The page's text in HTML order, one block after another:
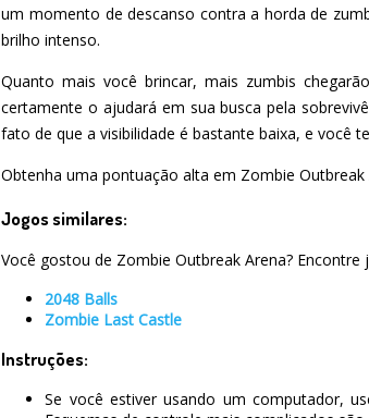
um momento de descanso contra a horda de
brilho intenso.
Quanto mais você brincar, mais zumbis
certamente o ajudará em sua busca pela
fato de que a visibilidade é bastante baixa, e você
Obtenha uma pontuação alta em Zombie
Jogos similares:
Você gostou de Zombie Outbreak Arena?
2048 Balls
Zombie Last Castle
Instruções:
Se você estiver usando um computador,